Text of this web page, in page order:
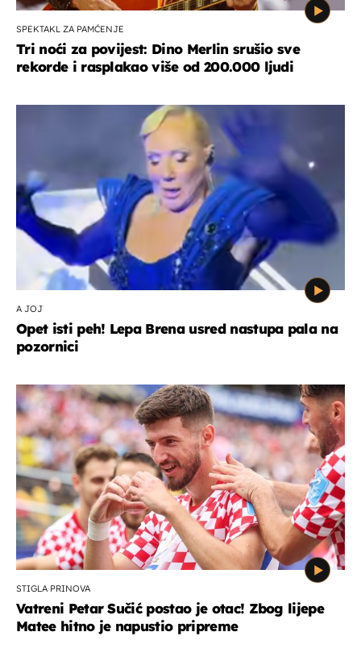
SPEKTAKL ZA PAMĆENJE
Tri noći za povijest: Dino Merlin srušio sve
rekorde i rasplakao više od 200.000 ljudi
A JOJ
Opet isti peh! Lepa Brena usred nastupa pala na
pozornici
STIGLA PRINOVA
Vatreni Petar Sučić postao je otac! Zbog lijepe
Matee hitno je napustio pripreme